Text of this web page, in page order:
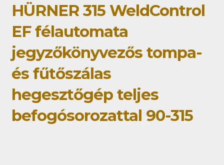
HÜRNER 315 WeldControl
EF félautomata
jegyzőkönyvezős tompa-
és fűtőszálas
hegesztőgép teljes
befogósorozattal 90-315